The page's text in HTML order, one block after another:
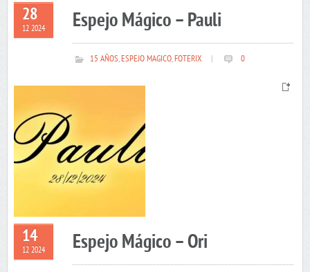
28
12 2024 Espejo Mágico – Pauli
15 AÑOS,ESPEJO MAGICO,FOTERIX 0
14
12 2024 Espejo Mágico – Ori